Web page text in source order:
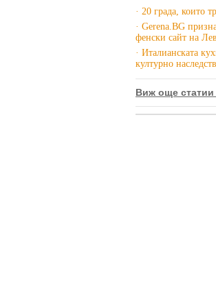
· 20 града, които
· Gerena.BG
фенски сайт на
· Италианската
културно
Виж още статии